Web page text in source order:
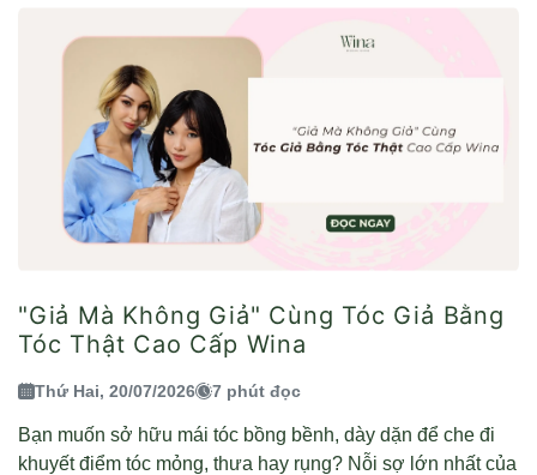
"Giả Mà Không Giả" Cùng Tóc Giả Bằng
Tóc Thật Cao Cấp Wina
Thứ Hai, 20/07/2026 7 phút đọc
Bạn muốn sở hữu mái tóc bồng bềnh, dày dặn để che đi
khuyết điểm tóc mỏng, thưa hay rụng? Nỗi sợ lớn nhất của